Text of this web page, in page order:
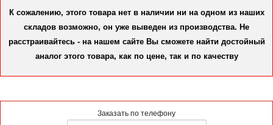
К сожалению, этого товара нет в наличии ни на одном из наших
складов возможно, он уже выведен из производства. Не
расстраивайтесь - на нашем сайте Вы сможете найти достойный
аналог этого товара, как по цене, так и по качеству
Заказать по телефону